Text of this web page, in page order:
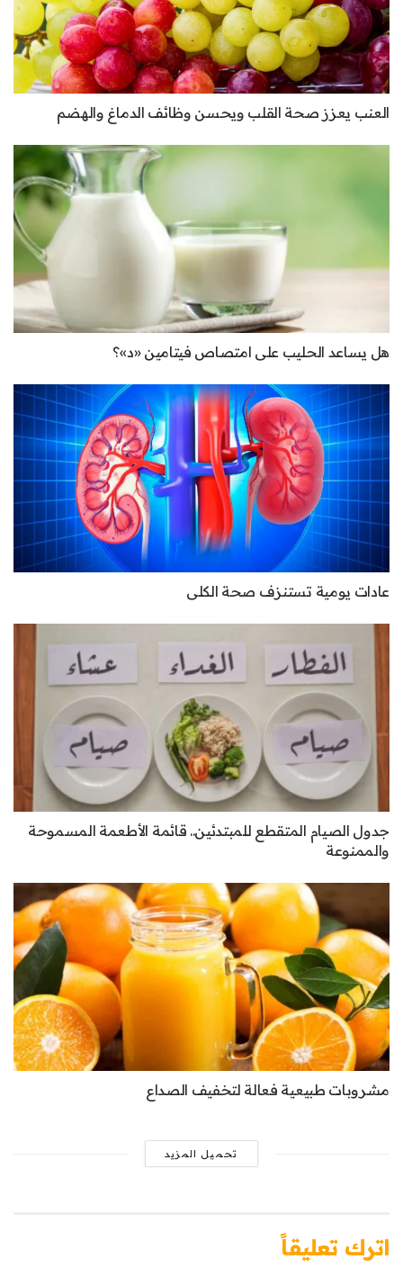
العنب يعزز صحة القلب ويحسن وظائف الدماغ والهضم
هل يساعد الحليب على امتصاص فيتامين «د»؟
عادات يومية تستنزف صحة الكلى
جدول الصيام المتقطع للمبتدئين.. قائمة الأطعمة المسموحة
والممنوعة
مشروبات طبيعية فعالة لتخفيف الصداع
تحميل المزيد
اترك تعليقاً